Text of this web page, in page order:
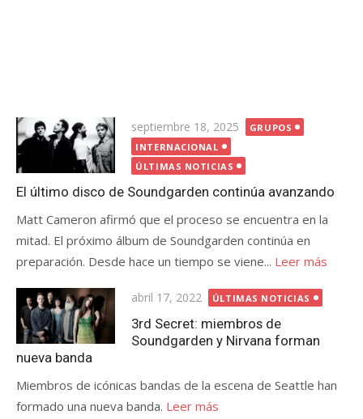
Publicada
el
septiembre 18, 2025
GRUPOS
INTERNACIONAL
ÚLTIMAS NOTICIAS
El último disco de Soundgarden continúa avanzando
Matt Cameron afirmó que el proceso se encuentra en la
mitad. El próximo álbum de Soundgarden continúa en
preparación. Desde hace un tiempo se viene... Leer más
Publicada
el
abril 17, 2022 ÚLTIMAS NOTICIAS
3rd Secret: miembros de
Soundgarden y Nirvana forman
nueva banda
Miembros de icónicas bandas de la escena de Seattle han
formado una nueva banda. Leer más